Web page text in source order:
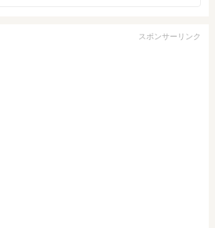
スポンサーリンク